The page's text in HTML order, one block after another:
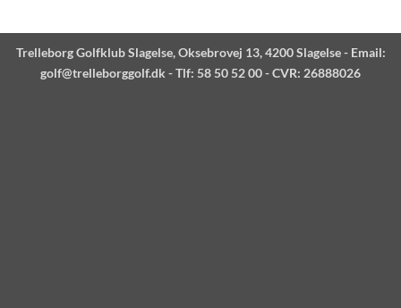
Trelleborg Golfklub Slagelse, Oksebrovej 13, 4200 Slagelse - Email:
golf@trelleborggolf.dk - Tlf: 58 50 52 00 - CVR: 26888026